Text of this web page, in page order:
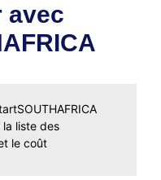
avec
liste des
le coût